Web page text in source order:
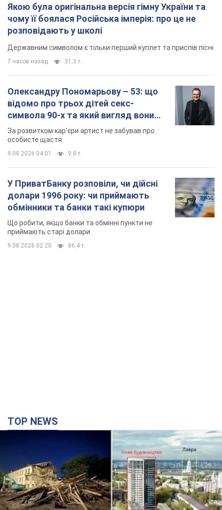
відомо про трьох дітей секс-
символа 90-х та який вигляд вони
мають
За розвитком кар'єри артист не забував про
У ПриватБанку розповіли, чи дійсні
долари 1996 року: чи приймають
обмінники та банки такі купюри
приймають старі долари
Києво-Печерську лавру закриють 80-метровим
"монстром"? Чому влада Києва відмовилась
зупиняти будівництво хмарочоса
"московського вірянина"
Яка реакція Кличка на петицію щодо скасування будівництва
4 часа назад 44,4 т.